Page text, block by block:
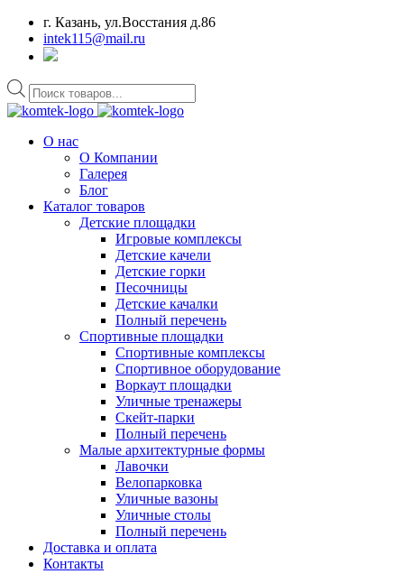
г. Казань, ул.Восстания д.86
intek115@mail.ru
Поиск
товаров
О нас
О Компании
Галерея
Блог
Каталог товаров
Детские площадки
Игровые комплексы
Детские качели
Детские горки
Песочницы
Детские качалки
Полный перечень
Спортивные площадки
Спортивные комплексы
Спортивное оборудование
Воркаут площадки
Уличные тренажеры
Скейт-парки
Полный перечень
Малые архитектурные формы
Лавочки
Велопарковка
Уличные вазоны
Уличные столы
Полный перечень
Доставка и оплата
Контакты